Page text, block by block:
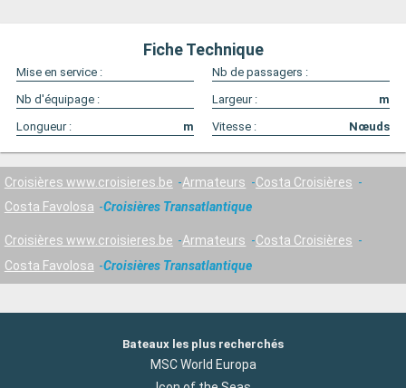
Fiche Technique
Mise en service :
Nb de passagers :
Nb d'équipage :
Largeur :
m
Longueur :
m Vitesse : Nœuds
Croisières www.croisieres.be Armateurs
Costa Croisières
Costa Favolosa
Croisières Transatlantique
Croisières www.croisieres.be Armateurs
Costa Croisières
Costa Favolosa
Croisières Transatlantique
Bateaux les plus recherchés
MSC World Europa